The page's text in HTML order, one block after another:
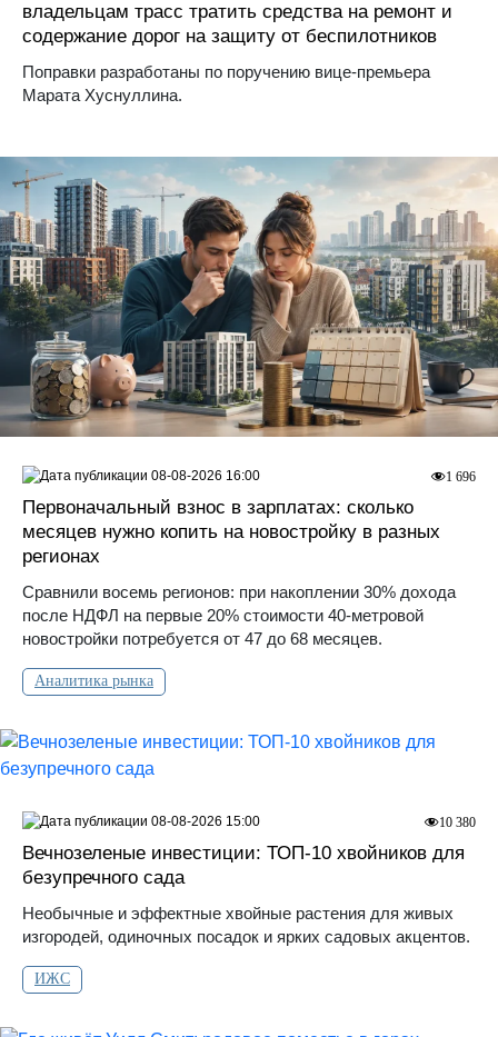
владельцам трасс тратить средства на ремонт и
содержание дорог на защиту от беспилотников
Поправки разработаны по поручению вице-премьера
Марата Хуснуллина.
Первоначальный взнос в зарплатах: сколько
месяцев нужно копить на новостройку в разных
регионах
Сравнили восемь регионов: при накоплении 30% дохода
после НДФЛ на первые 20% стоимости 40-метровой
новостройки потребуется от 47 до 68 месяцев.
Аналитика рынка
1 696
08-08-2026 16:00
Вечнозеленые инвестиции: ТОП-10 хвойников для
безупречного сада
Необычные и эффектные хвойные растения для живых
изгородей, одиночных посадок и ярких садовых акцентов.
ИЖС
10 380
08-08-2026 15:00